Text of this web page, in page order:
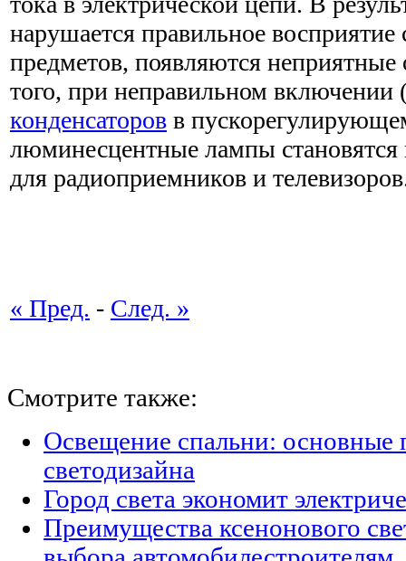
нарушается правильное
предметов, появляются
того, при неправильном включении
конденсаторов в
люминесцентные лампы
для радиоприемников и
« Пред. - След. »
Смотрите также:
Освещение спальни:
светодизайна
Город света экономит
Преимущества ксенонового